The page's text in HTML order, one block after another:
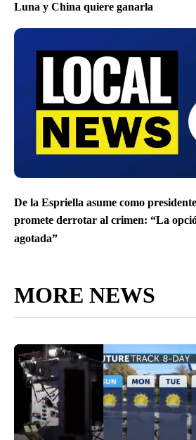
Luna y China quiere ganarla
De la Espriella asume como
promete derrotar al crimen: “La
agotada”
MORE NEWS